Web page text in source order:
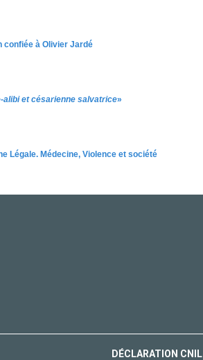
confiée à Olivier Jardé
et césarienne salvatrice»
Légale. Médecine, Violence et société
DÉCLARATION CNIL